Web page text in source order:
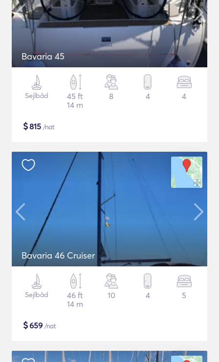
Bavaria 45
Sejlbåd
45 ft
14 m
8 4 4
$815 /nat
Bavaria 46 Cruiser
Sejlbåd
46 ft
14 m
10 4 5
$659 /nat